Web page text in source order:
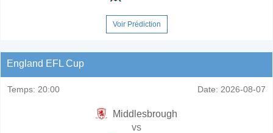
Voir Prédiction
England EFL Cup
Temps: 20:00 Date: 2026-08-07
Middlesbrough
vs